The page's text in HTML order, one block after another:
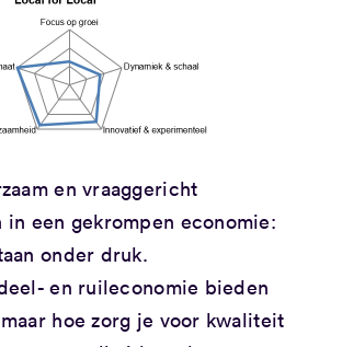
en vraaggericht
een gekrompen economie:
onder druk.
en ruileconomie bieden
hoe zorg je voor kwaliteit